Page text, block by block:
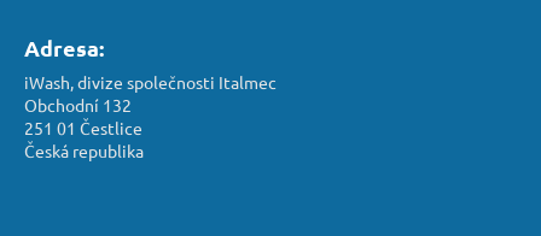
Adresa:
iWash, divize společnosti Italmec
Obchodní 132
251 01 Čestlice
Česká republika